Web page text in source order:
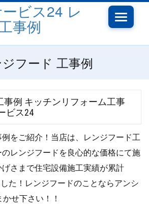
Toggle
フード 工事例
事例 キッチンリフォーム工事
ビス24
をご紹介！当店は、レンジフード工
レンジフードを良心的な価格にて施
さまで住宅設備施工実績が累計
た！レンジフードのことならアンシ
せ下さい！！